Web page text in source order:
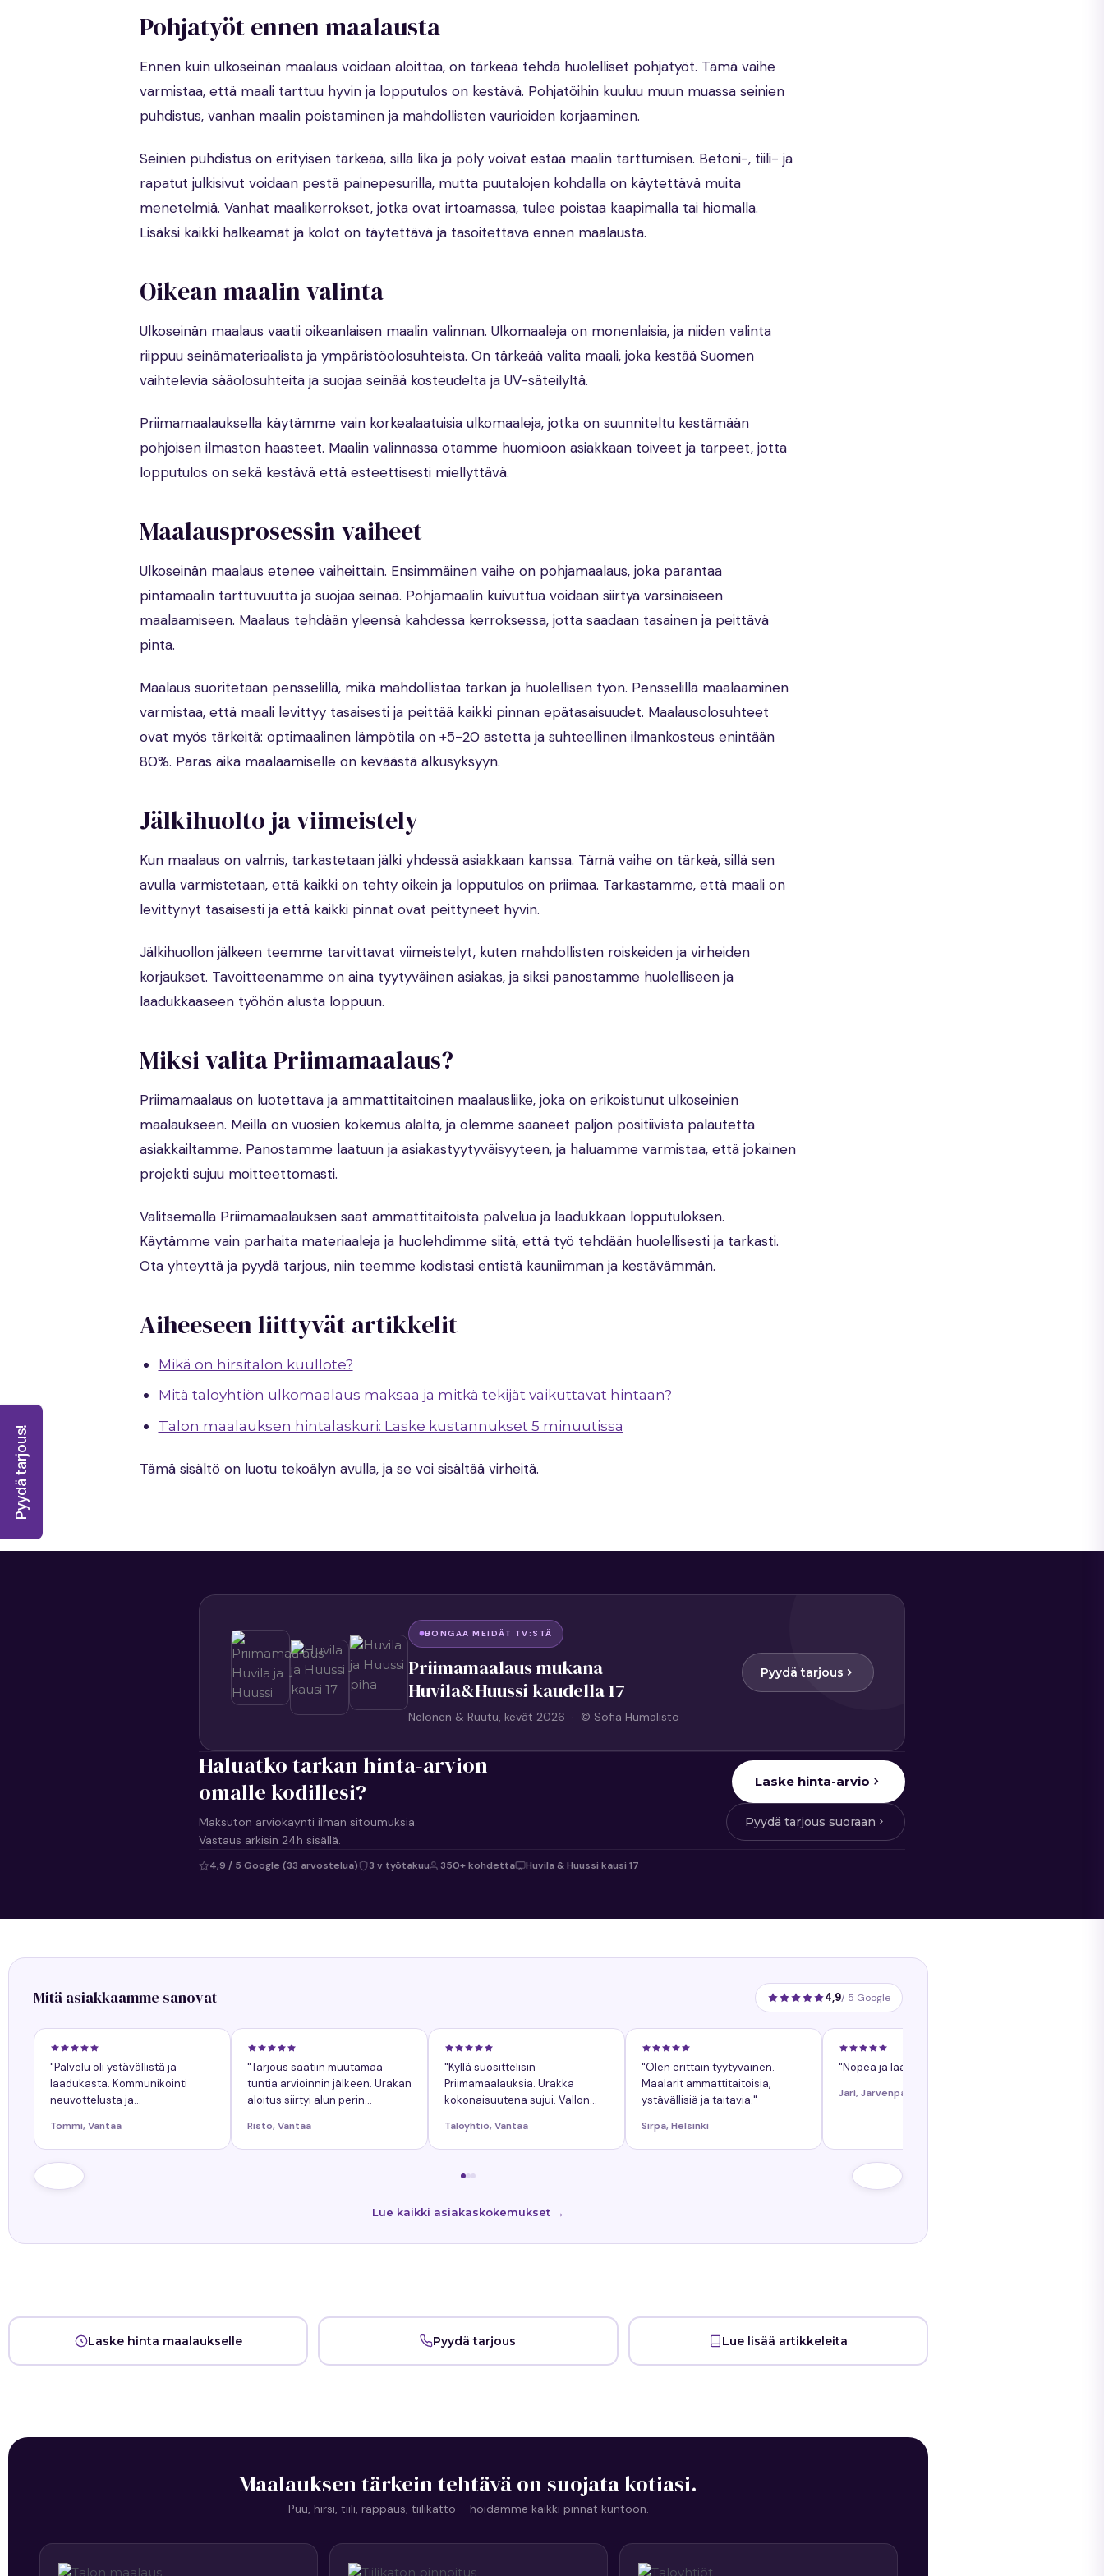
Pyydä tarjous!
Pohjatyöt ennen maalausta
Ennen kuin ulkoseinän maalaus voidaan aloittaa, on tärkeää tehdä huolelliset pohjatyöt. Tämä vaihe
varmistaa, että maali tarttuu hyvin ja lopputulos on kestävä. Pohjatöihin kuuluu muun muassa seinien
puhdistus, vanhan maalin poistaminen ja mahdollisten vaurioiden korjaaminen.
Seinien puhdistus on erityisen tärkeää, sillä lika ja pöly voivat estää maalin tarttumisen. Betoni-, tiili- ja
rapatut julkisivut voidaan pestä painepesurilla, mutta puutalojen kohdalla on käytettävä muita
menetelmiä. Vanhat maalikerrokset, jotka ovat irtoamassa, tulee poistaa kaapimalla tai hiomalla.
Lisäksi kaikki halkeamat ja kolot on täytettävä ja tasoitettava ennen maalausta.
Oikean maalin valinta
Ulkoseinän maalaus vaatii oikeanlaisen maalin valinnan. Ulkomaaleja on monenlaisia, ja niiden valinta
riippuu seinämateriaalista ja ympäristöolosuhteista. On tärkeää valita maali, joka kestää Suomen
vaihtelevia sääolosuhteita ja suojaa seinää kosteudelta ja UV-säteilyltä.
Priimamaalauksella käytämme vain korkealaatuisia ulkomaaleja, jotka on suunniteltu kestämään
pohjoisen ilmaston haasteet. Maalin valinnassa otamme huomioon asiakkaan toiveet ja tarpeet, jotta
lopputulos on sekä kestävä että esteettisesti miellyttävä.
Maalausprosessin vaiheet
Ulkoseinän maalaus etenee vaiheittain. Ensimmäinen vaihe on pohjamaalaus, joka parantaa
pintamaalin tarttuvuutta ja suojaa seinää. Pohjamaalin kuivuttua voidaan siirtyä varsinaiseen
maalaamiseen. Maalaus tehdään yleensä kahdessa kerroksessa, jotta saadaan tasainen ja peittävä
pinta.
Maalaus suoritetaan pensselillä, mikä mahdollistaa tarkan ja huolellisen työn. Pensselillä maalaaminen
varmistaa, että maali levittyy tasaisesti ja peittää kaikki pinnan epätasaisuudet. Maalausolosuhteet
ovat myös tärkeitä: optimaalinen lämpötila on +5-20 astetta ja suhteellinen ilmankosteus enintään
80%. Paras aika maalaamiselle on keväästä alkusyksyyn.
Jälkihuolto ja viimeistely
Kun maalaus on valmis, tarkastetaan jälki yhdessä asiakkaan kanssa. Tämä vaihe on tärkeä, sillä sen
avulla varmistetaan, että kaikki on tehty oikein ja lopputulos on priimaa. Tarkastamme, että maali on
levittynyt tasaisesti ja että kaikki pinnat ovat peittyneet hyvin.
Jälkihuollon jälkeen teemme tarvittavat viimeistelyt, kuten mahdollisten roiskeiden ja virheiden
korjaukset. Tavoitteenamme on aina tyytyväinen asiakas, ja siksi panostamme huolelliseen ja
laadukkaaseen työhön alusta loppuun.
Miksi valita Priimamaalaus?
Priimamaalaus on luotettava ja ammattitaitoinen maalausliike, joka on erikoistunut ulkoseinien
maalaukseen. Meillä on vuosien kokemus alalta, ja olemme saaneet paljon positiivista palautetta
asiakkailtamme. Panostamme laatuun ja asiakastyytyväisyyteen, ja haluamme varmistaa, että jokainen
projekti sujuu moitteettomasti.
Valitsemalla Priimamaalauksen saat ammattitaitoista palvelua ja laadukkaan lopputuloksen.
Käytämme vain parhaita materiaaleja ja huolehdimme siitä, että työ tehdään huolellisesti ja tarkasti.
Ota yhteyttä ja pyydä tarjous, niin teemme kodistasi entistä kauniimman ja kestävämmän.
Aiheeseen liittyvät artikkelit
Mikä on hirsitalon kuullote?
Mitä taloyhtiön ulkomaalaus maksaa ja mitkä tekijät vaikuttavat hintaan?
Talon maalauksen hintalaskuri: Laske kustannukset 5 minuutissa
Tämä sisältö on luotu tekoälyn avulla, ja se voi sisältää virheitä.
BONGAA MEIDÄT TV:STÄ
Priimamaalaus mukana
Huvila&Huussi kaudella 17
Nelonen & Ruutu, kevät 2026 · © Sofia Humalisto
Pyydä tarjous
Haluatko tarkan hinta-arvion
omalle kodillesi?
Maksuton arviokäynti ilman sitoumuksia.
Vastaus arkisin 24h sisällä.
Laske hinta-arvio
Pyydä tarjous suoraan
4,9 / 5 Google (33 arvostelua) 3 v työtakuu 350+ kohdetta Huvila & Huussi kausi 17
Mitä asiakkaamme sanovat 4,9/ 5 Google
"Palvelu oli ystävällistä ja
laadukasta. Kommunikointi
neuvottelusta ja
Kaikkiin kysymyksiin tuli
nopeasti vastaukset. Työn
lopputulos oli onnistunut."
Tommi, Vantaa
"Tarjous saatiin muutamaa
tuntia arvioinnin jälkeen. Urakan
aloitus siirtyi alun perin
siitä oli ollut etukäteen
tiedossa."
Risto, Vantaa
"Kyllä suosittelisin
Priimamaalauksia. Urakka
kokonaisuutena sujui. Vallon
Napea ja sujuva projekti,
mukavat maalarit."
Taloyhtiö, Vantaa
"Olen erittain tyytyvainen.
Maalarit ammattitaitoisia,
ystävällisiä ja taitavia."
Sirpa, Helsinki
"Nopea ja laadukasta palvelua."
Jari, Jarvenpaa
Lue kaikki asiakaskokemukset →
Laske hinta maalaukselle Pyydä tarjous Lue lisää artikkeleita
Maalauksen tärkein tehtävä on suojata kotiasi.
Puu, hirsi, tiili, rappaus, tiilikatto – hoidamme kaikki pinnat kuntoon.